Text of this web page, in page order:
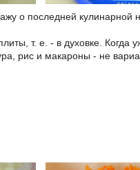
о последней кулинарной
т. е. - в духовке. Когда
рис и макароны - не